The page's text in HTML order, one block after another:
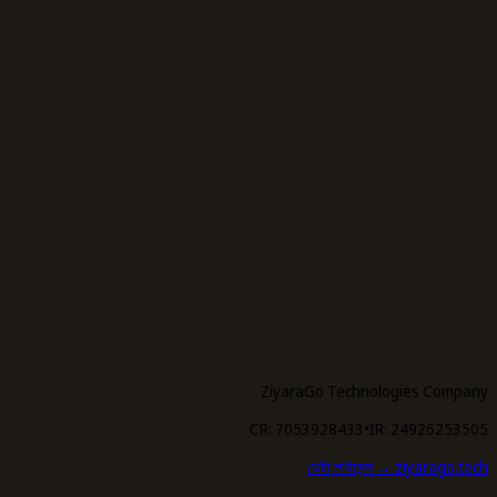
ZiyaraGo Technologies Company
CR: 7053928433•IR: 24926253505
ডেটা লাইসেন্স → ziyarago.tech